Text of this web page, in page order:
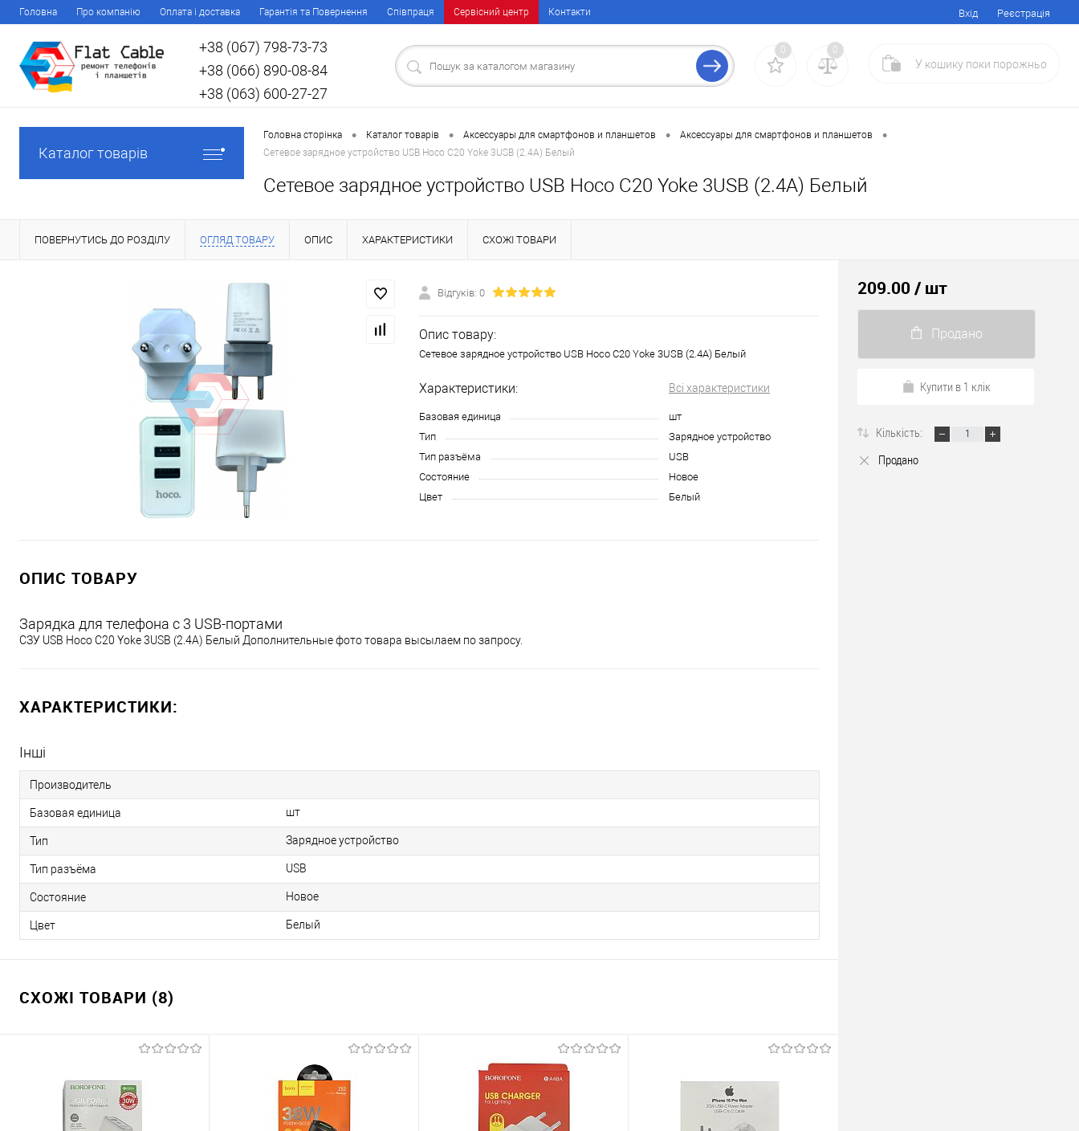
Головна Про компанію Оплата і доставка Гарантія та Повернення Співпраця Сервісний центр Контакти Вхід Реєстрація
+38 (067) 798-73-73
+38 (066) 890-08-84
+38 (063) 600-27-27
0 0
У кошику поки порожньо
Каталог товарів
Головна сторінка • Каталог товарів • Аксессуары для смартфонов и планшетов • Аксессуары для смартфонов и планшетов •
Сетевое зарядное устройство USB Hoco C20 Yoke 3USB (2.4A) Белый
Сетевое зарядное устройство USB Hoco C20 Yoke 3USB (2.4A) Белый
ПОВЕРНУТИСЬ ДО РОЗДІЛУ ОГЛЯД ТОВАРУ ОПИС ХАРАКТЕРИСТИКИ СХОЖІ ТОВАРИ
Відгуків: 0
Опис товару:
Сетевое зарядное устройство USB Hoco C20 Yoke 3USB (2.4A) Белый
Характеристики: Всі характеристики
Базовая единица
шт
Тип
Зарядное устройство
Тип разъёма
USB
Состояние
Новое
Цвет
Белый
ОПИС ТОВАРУ
Зарядка для телефона с 3 USB-портами
СЗУ USB Hoco C20 Yoke 3USB (2.4A) Белый Дополнительные фото товара высылаем по запросу.
ХАРАКТЕРИСТИКИ:
Інші
Производитель
Базовая единица шт
Тип Зарядное устройство
Тип разъёма USB
Состояние Новое
Цвет Белый
СХОЖІ ТОВАРИ (8)
209.00 / шт
Продано
Купити в 1 клік
Кількість:
Продано